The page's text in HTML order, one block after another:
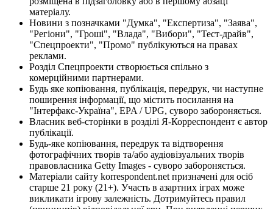
матеріалу.
Новини з позначками "Думка", "Експертиза", "Заява",
"Регіони", "Гроші", "Влада", "Вибори", "Тест-драйв",
"Спецпроекти", "Промо" публікуються на правах
реклами.
Розділ Спецпроекти створюється спільно з
комерційними партнерами.
Будь яке копіювання, публікація, передрук, чи наступне
поширення інформації, що містить посилання на
"Інтерфакс-Україна", EPA / UPG, суворо забороняється.
Власник веб-сторінки в розділі Я-Корреспондент є автор
публікації.
Будь-яке копіювання, передрук та відтворення
фотографічних творів та/або аудіовізуальних творів
правовласника Getty Images - суворо забороняється.
Матеріали сайту korrespondent.net призначені для осіб
старше 21 року (21+). Участь в азартних іграх може
викликати ігрову залежність. Дотримуйтесь правил